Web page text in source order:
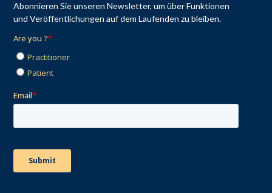
Abonnieren Sie unseren Newsletter, um über Funktionen
und Veröffentlichungen auf dem Laufenden zu bleiben.